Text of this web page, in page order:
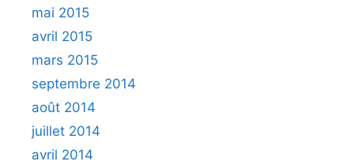
mai 2015
avril 2015
mars 2015
septembre 2014
août 2014
juillet 2014
avril 2014